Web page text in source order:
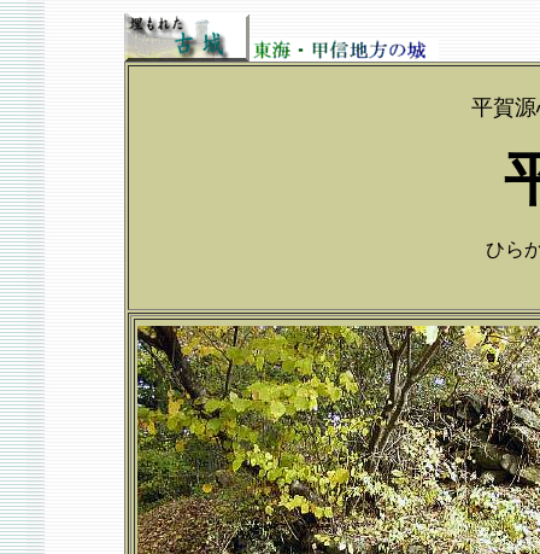
平賀
ひら